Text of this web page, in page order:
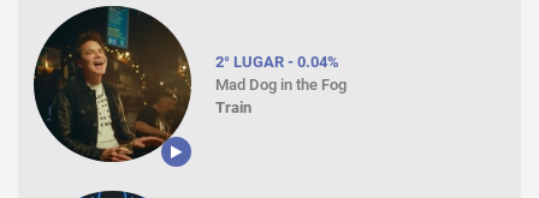
2° LUGAR - 0.04%
Mad Dog in the Fog
Train